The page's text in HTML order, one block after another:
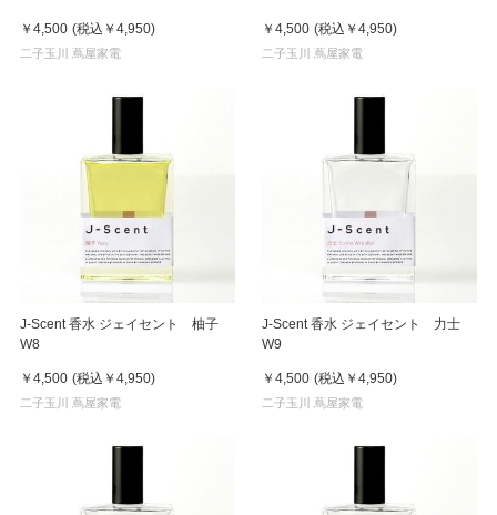
￥4,500 (税込 ￥4,950)
二子玉川 蔦屋家電
￥4,500 (税込 ￥4,950)
二子玉川 蔦屋家電
J-Scent 香水 ジェイセント 柚子
W8
￥4,500 (税込 ￥4,950)
二子玉川 蔦屋家電
J-Scent 香水 ジェイセント 力士
W9
￥4,500 (税込 ￥4,950)
二子玉川 蔦屋家電